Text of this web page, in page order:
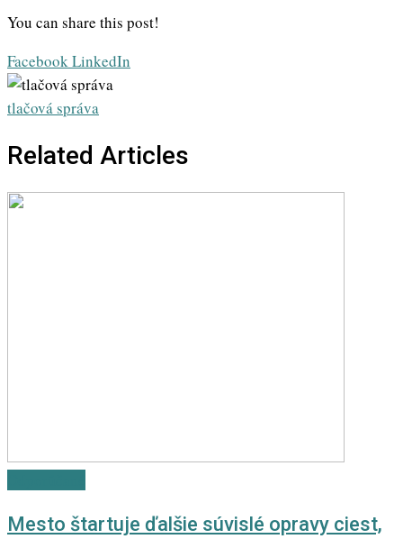
You can share this post!
Facebook LinkedIn
tlačová správa
Related Articles
Mesto štartuje ďalšie súvislé opravy ciest,